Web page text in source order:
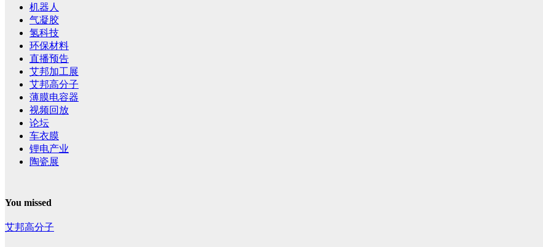
机器人
气凝胶
氢科技
环保材料
直播预告
艾邦加工展
艾邦高分子
薄膜电容器
视频回放
论坛
车衣膜
锂电产业
陶瓷展
You missed
艾邦高分子